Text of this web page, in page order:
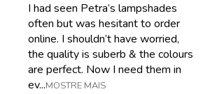
I had seen Petra’s lampshades
often but was hesitant to order
online. I shouldn’t have worried,
the quality is suberb & the colours
are perfect. Now I need them in
ev...MOSTRE MAIS